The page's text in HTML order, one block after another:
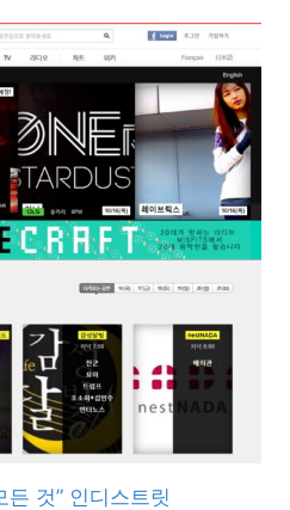
든 것” 인디스트릿